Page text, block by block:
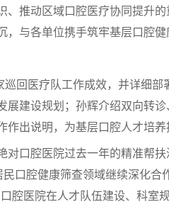
推动区域口腔医疗协同提升
与各单位携手筑牢基层口腔健
回医疗队工作成效，并详细部
建设规划；孙辉介绍双向转
出说明，为基层口腔人才培养
口腔医院过去一年的精准帮扶
口腔健康筛查领域继续深化合
腔医院在人才队伍建设、科室